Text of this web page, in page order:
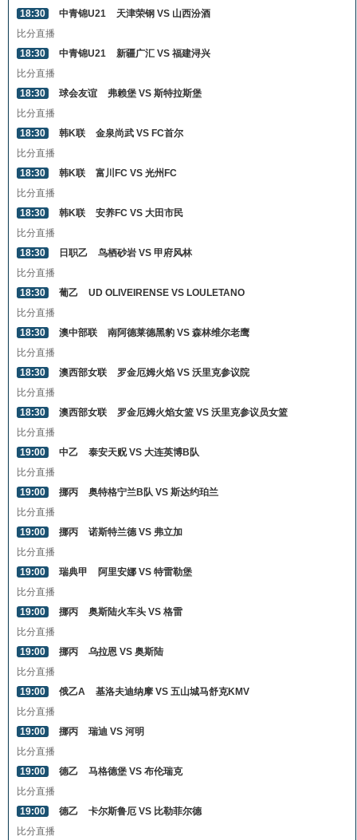
18:30
中青锦U21
天津荣钢 VS 山西汾酒
比分直播
18:30
中青锦U21
新疆广汇 VS 福建浔兴
比分直播
18:30
球会友谊
弗赖堡 VS 斯特拉斯堡
比分直播
18:30
韩K联
金泉尚武 VS FC首尔
比分直播
18:30
韩K联
富川FC VS 光州FC
比分直播
18:30
韩K联
安养FC VS 大田市民
比分直播
18:30
日职乙
鸟栖砂岩 VS 甲府风林
比分直播
18:30
葡乙
UD OLIVEIRENSE VS LOULETANO
比分直播
18:30
澳中部联
南阿德莱德黑豹 VS 森林维尔老鹰
比分直播
18:30
澳西部女联
罗金厄姆火焰 VS 沃里克参议院
比分直播
18:30
澳西部女联
罗金厄姆火焰女篮 VS 沃里克参议员女篮
比分直播
19:00
中乙
泰安天贶 VS 大连英博B队
比分直播
19:00
挪丙
奥特格宁兰B队 VS 斯达约珀兰
比分直播
19:00
挪丙
诺斯特兰德 VS 弗立加
比分直播
19:00
瑞典甲
阿里安娜 VS 特雷勒堡
比分直播
19:00
挪丙
奥斯陆火车头 VS 格雷
比分直播
19:00
挪丙
乌拉恩 VS 奥斯陆
比分直播
19:00
俄乙A
基洛夫迪纳摩 VS 五山城马舒克KMV
比分直播
19:00
挪丙
瑞迪 VS 河明
比分直播
19:00
德乙
马格德堡 VS 布伦瑞克
比分直播
19:00
德乙
卡尔斯鲁厄 VS 比勒菲尔德
比分直播